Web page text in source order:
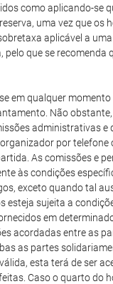
como aplicando-se
uma vez que
aplicável a
que se
em qualquer
Não
administrativas
por telefone
As comissões e
às condições
exceto quando tal
esteja sujeita a
em
acordadas entre as
as partes
esta terá de ser
Caso o quarto do